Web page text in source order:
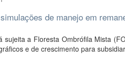
de manejo em
sujeita a Floresta Ombrófila Mista
e de crescimento para